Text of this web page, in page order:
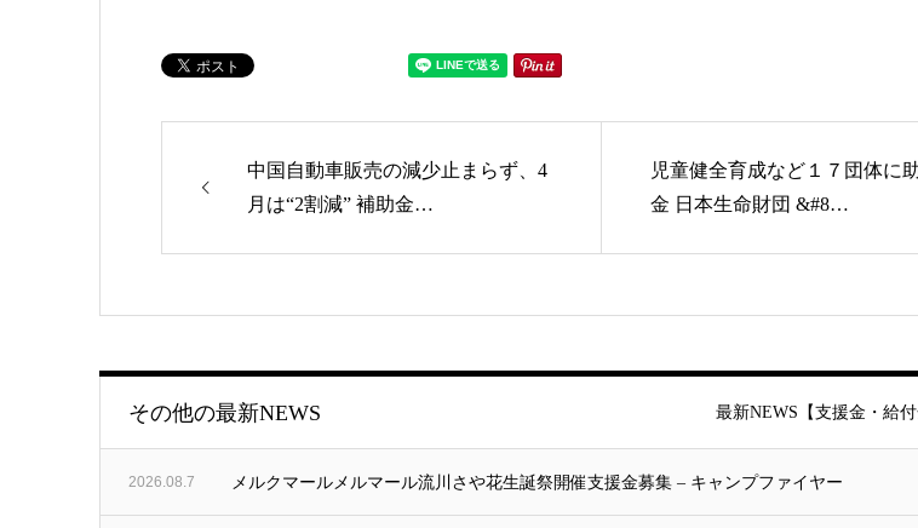
中国自動車販売の減少止まらず、4
月は“2割減” 補助金…
児童健全育成など１７団体に
金 日本生命財団 &#8…
その他の最新NEWS
2026.08.7 メルクマールメルマール流川さや花生誕祭開催支援金募集 – キャンプファイヤー
最新NEWS【支援金・給